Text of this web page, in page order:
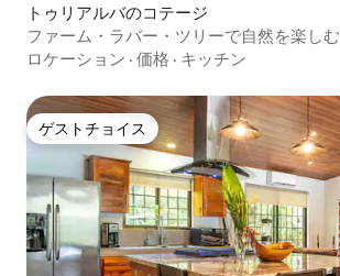
トゥリアルバのコテージ
ファーム・ラバー・ツリーで自然を楽しむ
ロケーション · 価格 · キッチン
ゲストチョイス
ゲストチョイス